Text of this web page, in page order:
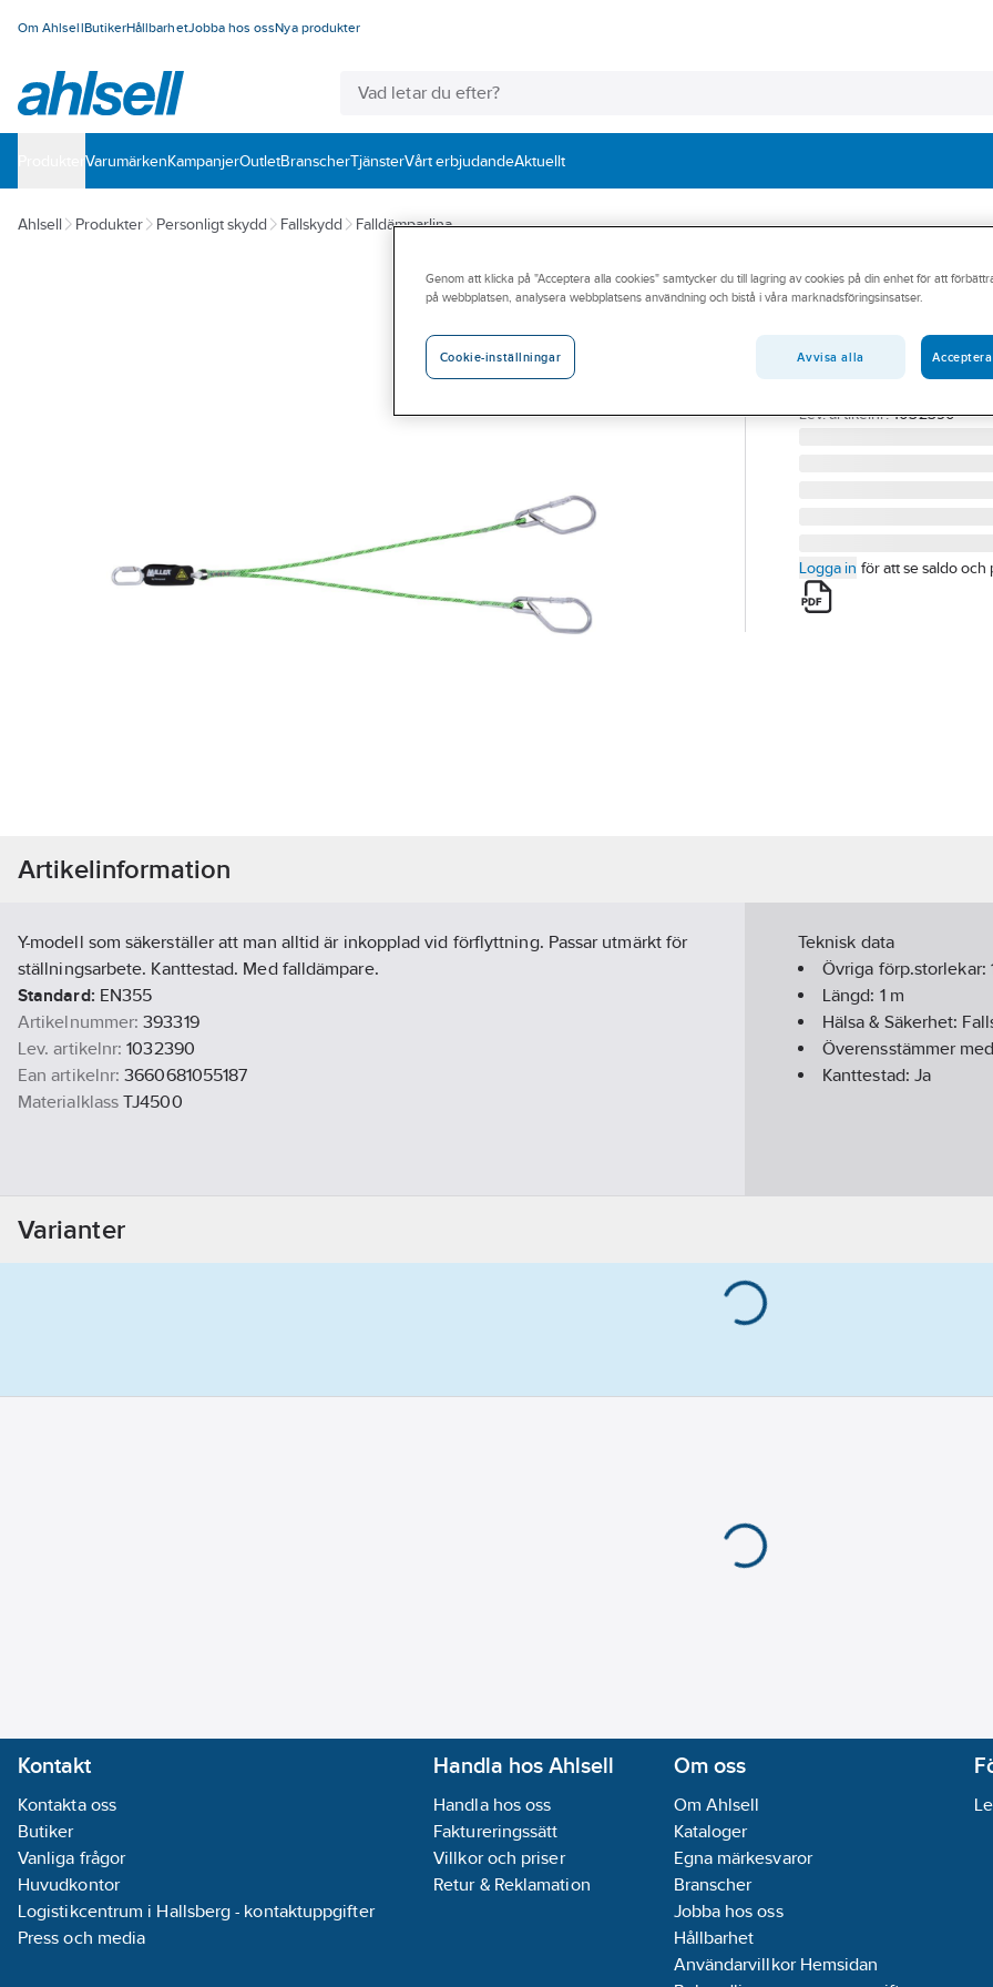
Om AhlsellButikerHållbarhetJobba hos ossNya produkter
VarumärkenKampanjerOutletBranscherTjänsterVårt erbjudandeAktuellt
Ahlsell Produkter Personligt skydd Fallskydd Falldämparlina
MILLER®
Falldämparlina
1032390,
FALLDÄMPARLINA
Lev. artikelnr: 1032390
Logga in för att se saldo och
Artikelinformation
Y-modell som säkerställer att man alltid är inkopplad vid förflyttning. Passar utmärkt för
ställningsarbete. Kanttestad. Med falldämpare.
Standard: EN355
Artikelnummer: 393319
Lev. artikelnr: 1032390
Ean artikelnr: 3660681055187
Materialklass TJ4500
Teknisk data
Övriga förp.storlekar:
Längd: 1m
Hälsa & Säkerhet:
Överensstämmer
Kanttestad: Ja
Varianter
Kontakt
Kontakta oss
Butiker
Vanliga frågor
Huvudkontor
Logistikcentrum i Hallsberg - kontaktuppgifter
Press och media
Handla hos Ahlsell
Handla hos oss
Faktureringssätt
Villkor och priser
Retur & Reklamation
Om oss
Om Ahlsell
Kataloger
Egna märkesvaror
Branscher
Jobba hos oss
Hållbarhet
Användarvillkor Hemsidan
Genom att klicka på "Acceptera alla cookies" samtycker du till lagring av cookies på din enhet för att
på webbplatsen, analysera webbplatsens användning och bistå i våra marknadsföringsinsatser.
Cookie-inställningar Avvisa alla